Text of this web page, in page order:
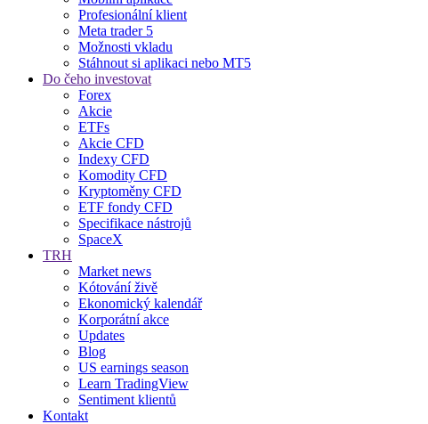
Profesionální klient
Meta trader 5
Možnosti vkladu
Stáhnout si aplikaci nebo MT5
Do čeho investovat
Forex
Akcie
ETFs
Akcie CFD
Indexy CFD
Komodity CFD
Kryptoměny CFD
ETF fondy CFD
Specifikace nástrojů
SpaceX
TRH
Market news
Kótování živě
Ekonomický kalendář
Korporátní akce
Updates
Blog
US earnings season
Learn TradingView
Sentiment klientů
Kontakt